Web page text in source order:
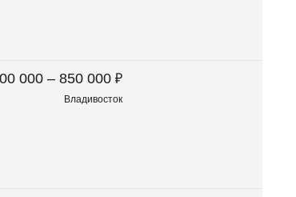
000 – 850 000 ₽
Владивосток